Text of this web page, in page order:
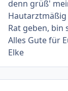
denn grüß'
Rat geben, bin
Alles Gute für
Elke